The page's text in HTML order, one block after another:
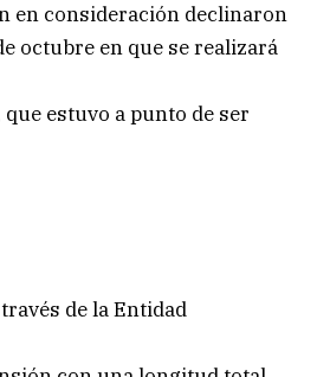
en consideración declinaron
octubre en que se realizará
estuvo a punto de ser
de la Entidad